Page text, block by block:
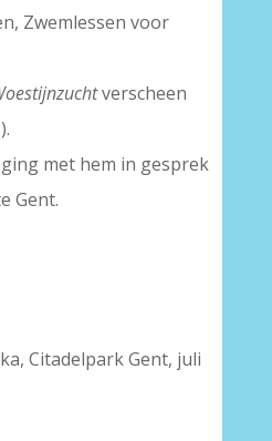
Zwemlessen voor
verscheen
met hem in gesprek
Gent.
Citadelpark Gent, juli